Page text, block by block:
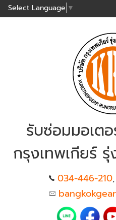
Select Language ▼
รับซ่อมมอเต
กรุงเทพเกียร์
034-446-210,